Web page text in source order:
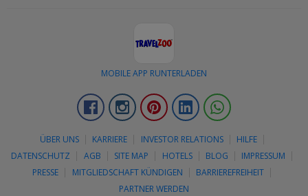
MOBILE APP RUNTERLADEN
FacebookInstagramPinterestLinkedIn
ÜBER UNS KARRIERE INVESTOR RELATIONS
HILFE
DATENSCHUTZ
AGB SITE MAP HOTELS BLOG
IMPRESSUM
PRESSE
MITGLIEDSCHAFT KÜNDIGEN
BARRIEREFREIHEIT
PARTNER WERDEN